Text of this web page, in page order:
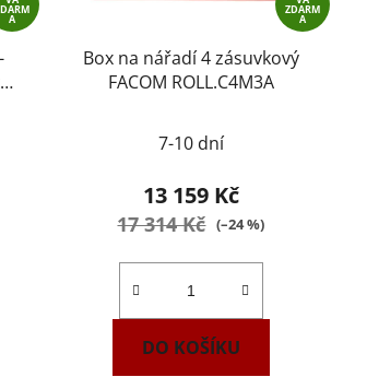
A
ZDARM
A
Box na nářadí 4 zásuvkový
FACOM ROLL.C4M3A
7-10 dní
13 159 Kč
17 314 Kč (–24 %)
DO KOŠÍKU